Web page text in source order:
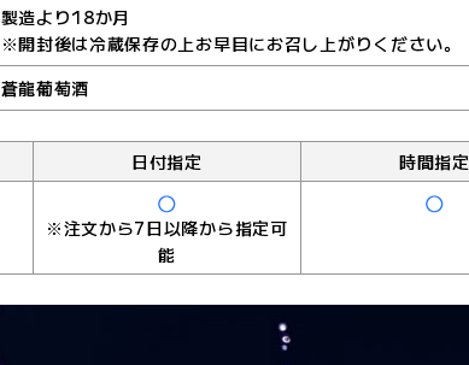
製造より18か月
※開封後は冷蔵保存の上お早目にお召し上がりください。
蒼龍葡萄酒
日付指定
※注文から7日以降から指定可
能
時間指定